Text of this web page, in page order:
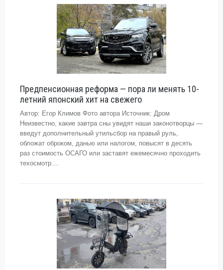
Предпенсионная реформа — пора ли менять 10-
летний японский хит на свежего
Автор: Егор Климов Фото автора Источник: Дром
Неизвестно, какие завтра сны увидят наши законотворцы —
введут дополнительный утильсбор на правый руль,
обложат оброком, данью или налогом, повысят в десять
раз стоимость ОСАГО или заставят ежемесячно проходить
техосмотр....